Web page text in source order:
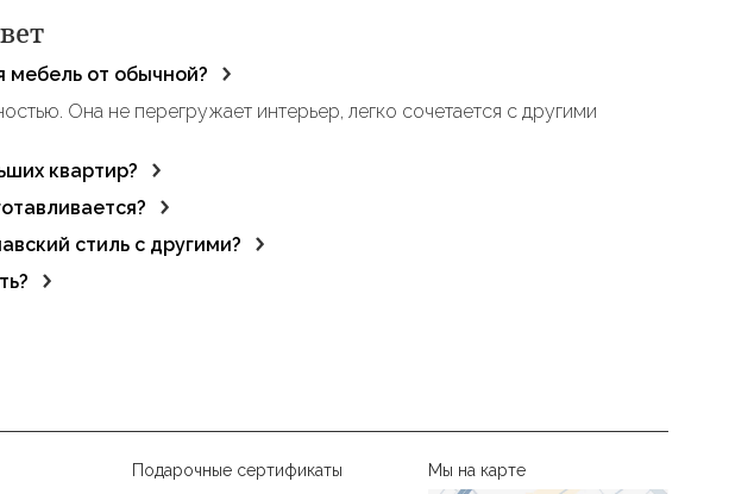
мебель от обычной?
Она не перегружает интерьер, легко сочетается с другими
квартир?
смотрится в ограниченном пространстве.
Все материалы экологичны, безопасны.
стиль с другими?
Мы на карте
Подарочные сертификаты